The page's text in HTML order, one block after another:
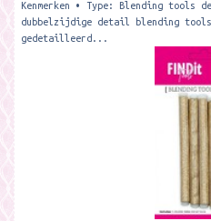
Kenmerken • Type: Blending
dubbelzijdige detail blending tools
gedetailleerd...